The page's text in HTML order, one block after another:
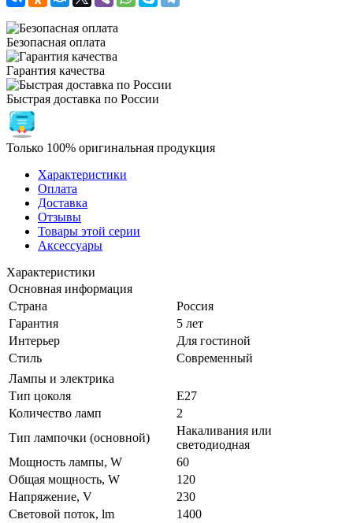
Безопасная оплата
Гарантия качества
Быстрая доставка по России
Только 100% оригинальная продукция
Характеристики
Оплата
Доставка
Отзывы
Товары этой серии
Аксессуары
Характеристики
Основная информация
Страна
Россия
Гарантия
5 лет
Интерьер
Для гостиной
Стиль
Современный
Лампы и электрика
Тип цоколя
E27
Количество ламп
2
Тип лампочки (основной)
Накаливания или
светодиодная
Мощность лампы, W
60
Общая мощность, W
120
Напряжение, V
230
Световой поток, lm
1400